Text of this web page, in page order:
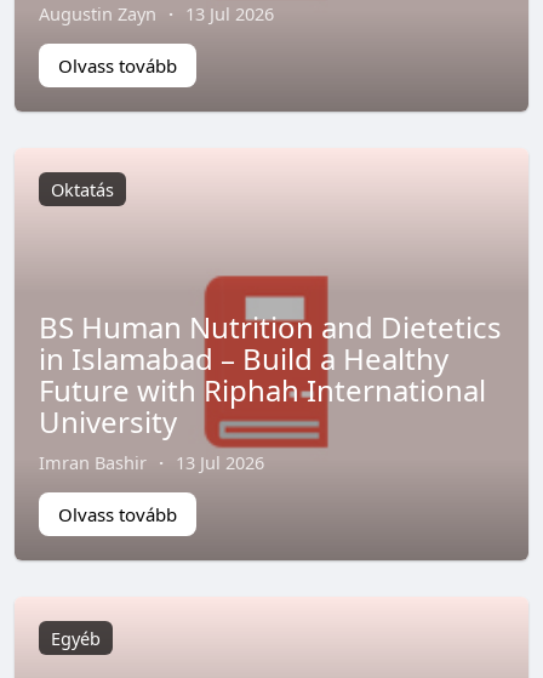
Augustin Zayn · 13 Jul 2026
Olvass tovább
Oktatás
BS Human Nutrition and Dietetics
in Islamabad – Build a Healthy
Future with Riphah International
University
Imran Bashir · 13 Jul 2026
Olvass tovább
Egyéb